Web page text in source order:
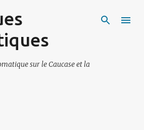
au contenu principal
sur le Caucase et la